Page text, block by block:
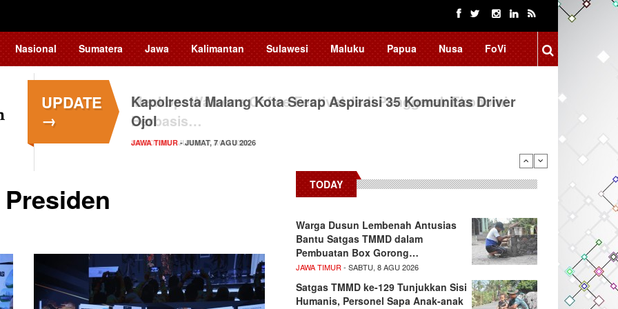
Nasional Sumatera Jawa Kalimantan Sulawesi Maluku Papua Nusa FoVi
UPDATE
→
Kapolresta Malang Kota Serap Aspirasi 35 Komunitas Driver
Ojol
JAWA TIMUR- JUMAT, 7 AGU 2026
TODAY
Warga Dusun Lembenah Antusias
Bantu Satgas TMMD dalam
Pembuatan Box Gorong…
JAWA TIMUR - SABTU, 8 AGU 2026
Satgas TMMD ke-129 Tunjukkan Sisi
Humanis, Personel Sapa Anak-anak